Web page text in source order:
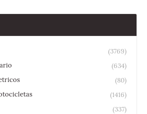
(3769)
(634)
(80)
(1416)
(337)